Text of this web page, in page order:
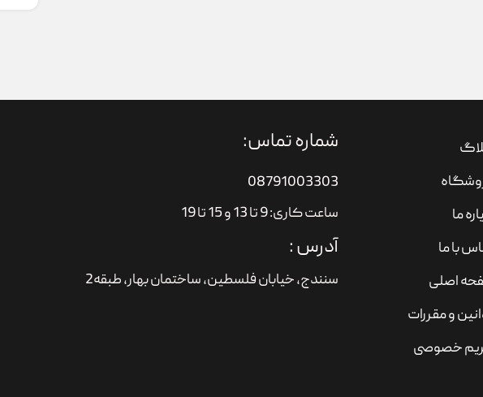
ما
با ما
اصلی
و مقررات
خصوصی
شماره تماس:
08791003303
ساعت کاری: 9 تا 13 و 15 تا 19
آدرس :
سنندج، خیابان فلسطین،‌ ساختمان بهار، طبقه2